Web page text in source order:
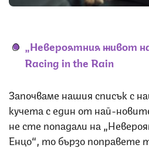
„Невероятния живот
Racing in the Rain
Започваме нашия списък с
кучета с един от най-
не сте попадали на
Енцо“, то бързо поправете